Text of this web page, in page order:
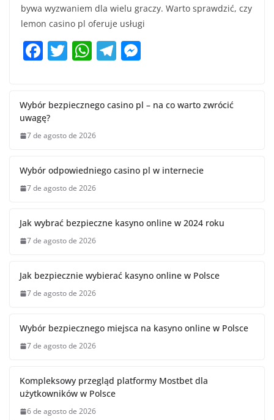
bywa wyzwaniem dla wielu graczy. Warto sprawdzić, czy
lemon casino pl oferuje usługi
F
e
b
o
o
k
T
er
W
s
A
p
T
gr e
er
Wybór bezpiecznego casino pl – na co warto zwrócić
uwagę?
7 de agosto de 2026
Wybór odpowiedniego casino pl w internecie
7 de agosto de 2026
Jak wybrać bezpieczne kasyno online w 2024 roku
7 de agosto de 2026
Jak bezpiecznie wybierać kasyno online w Polsce
7 de agosto de 2026
Wybór bezpiecznego miejsca na kasyno online w Polsce
7 de agosto de 2026
Kompleksowy przegląd platformy Mostbet dla
użytkowników w Polsce
6 de agosto de 2026